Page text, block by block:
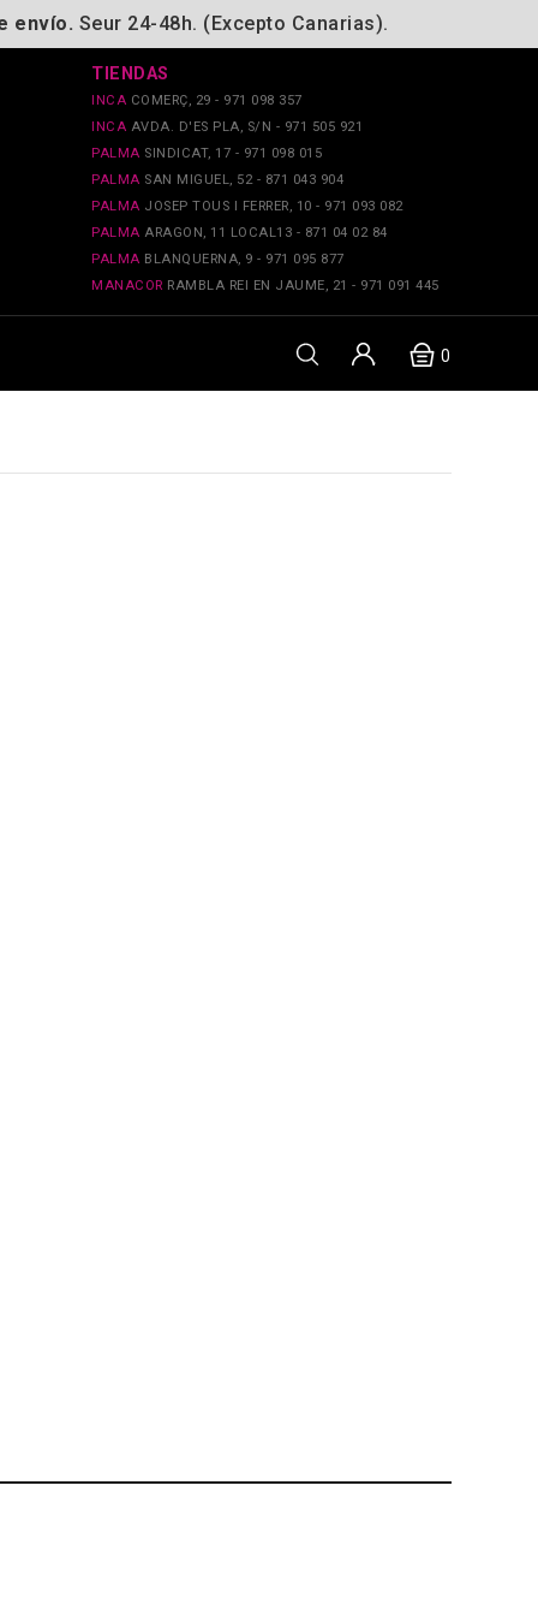
envío. Seur 24-48h. (Excepto Canarias).
TIENDAS
INCA COMERÇ, 29 - 971 098 357
INCA AVDA. D'ES PLA, S/N - 971 505 921
PALMA SINDICAT, 17 - 971 098 015
PALMA SAN MIGUEL, 52 - 871 043 904
PALMA JOSEP TOUS I FERRER, 10 - 971 093 082
PALMA ARAGON, 11 LOCAL13 - 871 04 02 84
PALMA BLANQUERNA, 9 - 971 095 877
MANACOR RAMBLA REI EN JAUME, 21 - 971 091 445
0